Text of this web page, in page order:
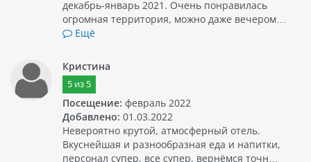
декабрь-январь 2021. Очень понравилась
огромная территория, можно даже вечером…
Ещё
Кристина
5из 5
Посещение: февраль 2022
Добавлено: 01.03.2022
Невероятно крутой, атмосферный отель.
Вкуснейшая и разнообразная еда и напитки,
персонал супер, все супер, вернёмся точн…